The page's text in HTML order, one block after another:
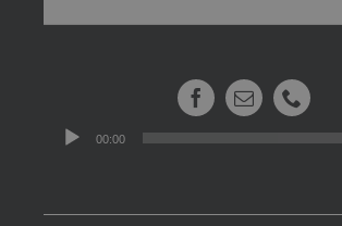
Audio-00:00